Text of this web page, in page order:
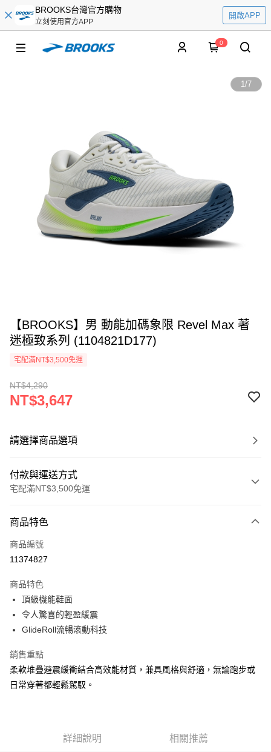
BROOKS台灣官方購物
立刻使用官方APP
開啟APP
0
1/7
【BROOKS】男 動能加碼象限 Revel Max 著
迷極致系列 (1104821D177)
宅配滿NT$3,500免運
NT$4,290
NT$3,647
請選擇商品選項
付款與運送方式
宅配滿NT$3,500免運
信用卡一次付款
ATM付款
運送方式
宅配
每筆NT$100，滿NT$3,500(含以上)免運費
商品特色
商品編號
11374827
商品特色
頂級機能鞋面
令人驚喜的輕盈緩震
GlideRoll流暢滾動科技
銷售重點
柔軟堆疊避震緩衝結合高效能材質，兼具風格與舒適，無論跑步或
日常穿著都輕鬆駕馭。
詳細說明 相關推薦